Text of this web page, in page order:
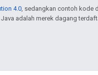
4.0, sedangkan contoh kode
Java adalah merek dagang